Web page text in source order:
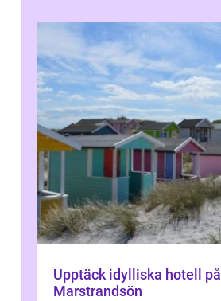
Upptäck idylliska hotell på
Marstrandsön